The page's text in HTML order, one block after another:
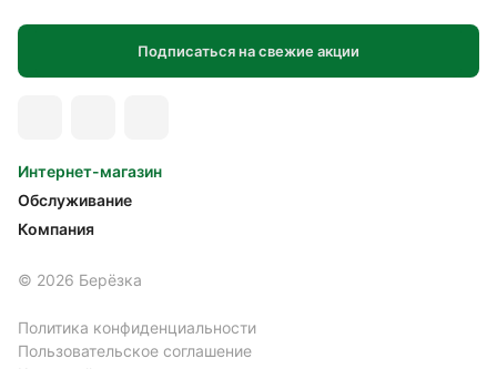
Подписаться на свежие акции
Интернет-магазин
Обслуживание
Компания
© 2026 Берёзка
Политика конфиденциальности
Пользовательское соглашение